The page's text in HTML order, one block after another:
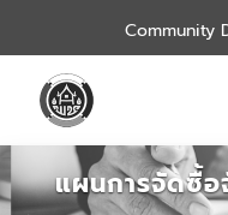
Community
แผนการจัดซื้อ